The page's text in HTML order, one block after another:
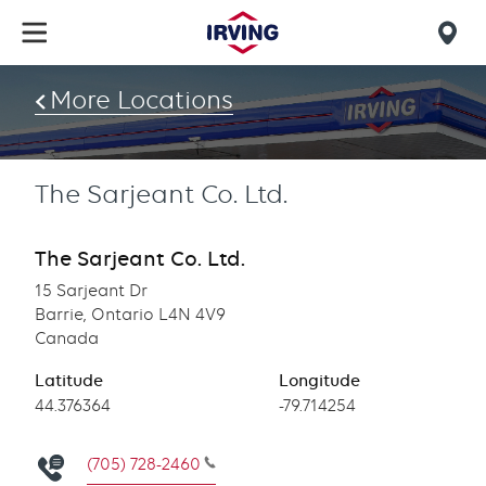
main
content
find
us
More Locations
The Sarjeant Co. Ltd.
The Sarjeant Co. Ltd.
15 Sarjeant Dr
Barrie, Ontario L4N 4V9
Canada
Latitude
Latitude
44.376364
Longitude
Longitude
-79.714254
(705) 728-2460